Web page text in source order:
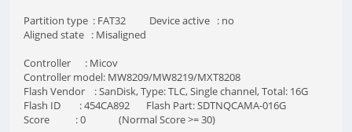
Partition type : FAT32 Device active : no
Aligned state : Misaligned
Controller : Micov
Controller model: MW8209/MW8219/MXT8208
Flash Vendor : SanDisk, Type: TLC, Single channel, Total: 16G
Flash ID : 454CA892 Flash Part: SDTNQCAMA-016G
Score : 0 (Normal Score >= 30)